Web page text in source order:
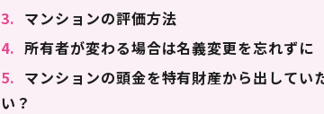
3. マンションの評価方法
4. 所有者が変わる場合は名義変更を忘れずに
5. マンションの頭金を特有財産から出してい
い？